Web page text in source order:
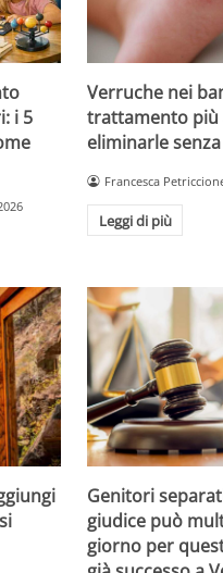
i 5
Verruche nei
trattamento
eliminarle
Francesca
Leggi di più
Genitori
giudice può
giorno per